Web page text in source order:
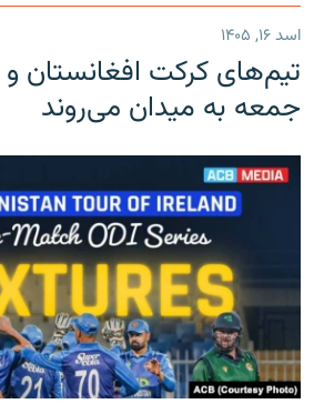
اسد ۱۶, ۱۴۰۵
تیم‌های کرکت افغانستان و
جمعه به میدان می‌روند